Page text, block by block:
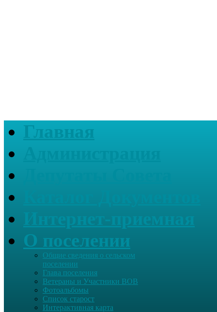
Главная
О поселении
Общие сведения о сельском
поселении
Глава поселения
Ветераны и Участники ВОВ
Фотоальбомы
Список старост
Интерактивная карта